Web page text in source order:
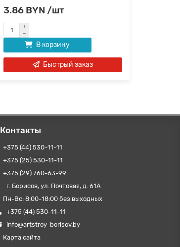
3.86 BYN /шт
В корзину
Быстрый заказ
Контакты
+375 (44) 530-11-11
+375 (25) 530-11-11
+375 (29) 760-63-99
г. Борисов, ул. Почтовая, д. 61А
Пн-Вс: 8:00-18:00 без выходных
+375 (44) 530-11-11
info@artstroy-borisov.by
Карта сайта